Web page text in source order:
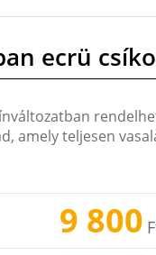
ecrü
amely teljesen
9 800